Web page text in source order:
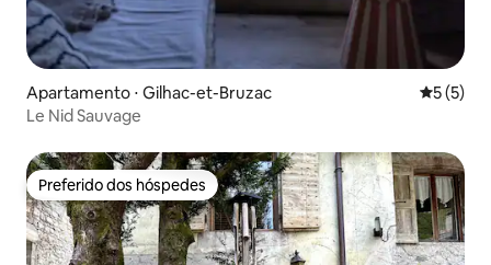
Apartamento ⋅ Gilhac-et-Bruzac 5 de
5 (5)
Le Nid Sauvage
Preferido dos hóspedes
Preferido dos hóspedes